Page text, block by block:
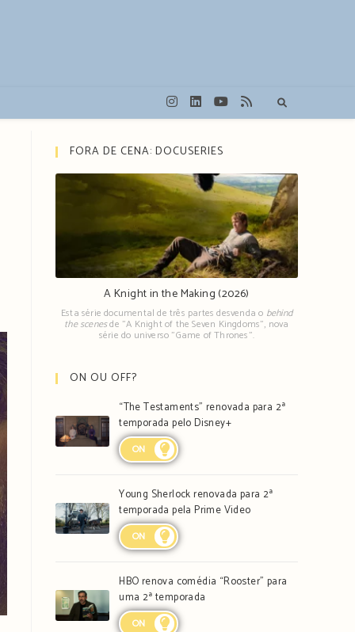
FORA DE CENA: DOCUSERIES
A Knight in the Making (2026)
Esta série documental de três partes desvenda o behind
the scenesde "A Knight of the Seven Kingdoms", nova
série do universo "Game of Thrones".
ON OU OFF?
“The Testaments” renovada para 2ª
temporada pelo Disney+
ON
Young Sherlock renovada para 2ª
temporada pela Prime Video
ON
HBO renova comédia “Rooster” para
uma 2ª temporada
ON